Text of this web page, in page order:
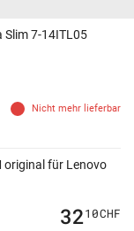
Slim 7-14ITL05
Nicht mehr lieferbar
original für Lenovo
3210CHF